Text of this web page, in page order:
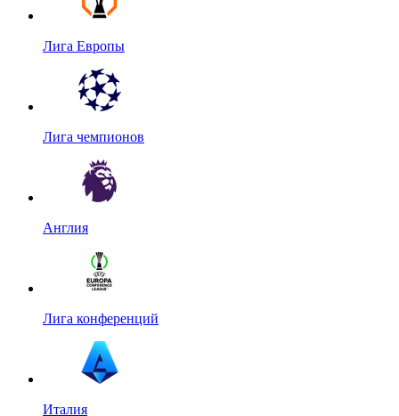
Лига Европы
Лига чемпионов
Англия
Лига конференций
Италия